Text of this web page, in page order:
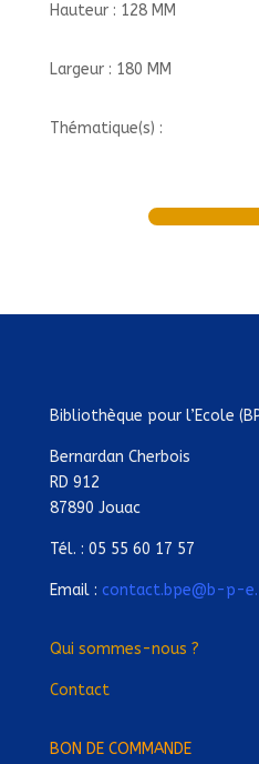
Hauteur : 128 MM
Largeur : 180 MM
Thématique(s) :
Bibliothèque pour l’Ecole
Bernardan Cherbois
RD 912
87890 Jouac
Tél. : 05 55 60 17 57
Email : contact.bpe@b-p-
Qui sommes-nous ?
Contact
BON DE COMMANDE